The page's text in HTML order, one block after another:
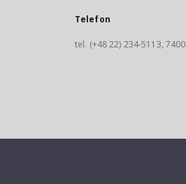
Telefon
tel. (+48 22) 234-5113, 7400